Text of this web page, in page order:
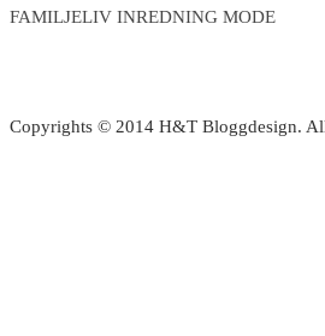
FAMILJELIV INREDNING MODE
Copyrights © 2014 H&T Bloggdesign.